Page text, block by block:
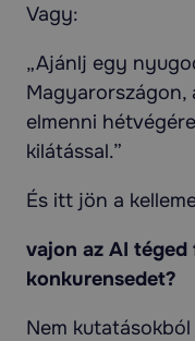
Vagy:
„Ajánlj egy
Magyarországon,
elmenni
kilátással.”
És itt jön a
vajon az AI
konkurensedet?
Nem